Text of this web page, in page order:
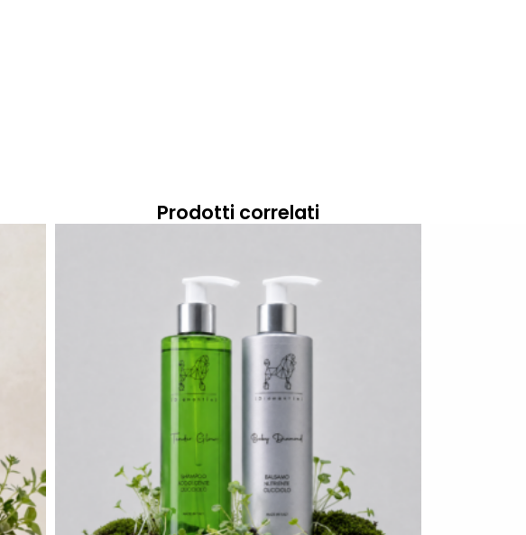
Prodotti correlati